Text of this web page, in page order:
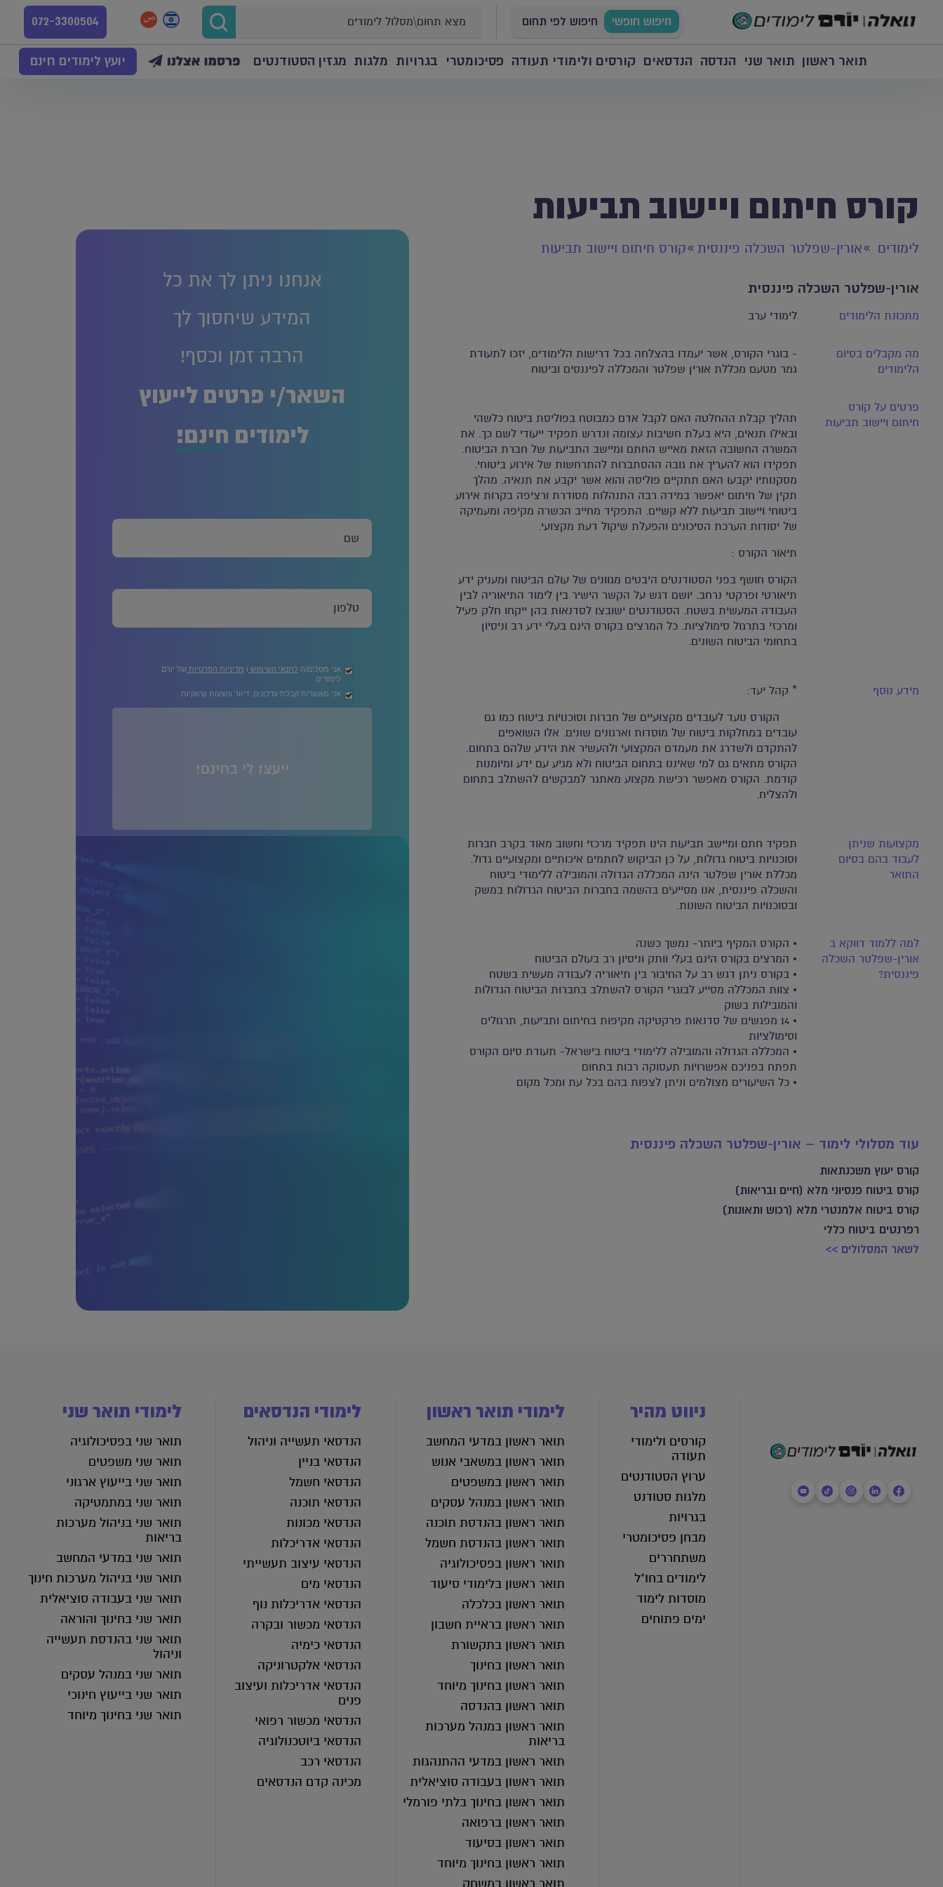
חיפוש חופשי חיפוש לפי תחום 072-3300504
תואר ראשון תואר שני הנדסה הנדסאים קורסים ולימודי תעודה פסיכומטרי בגרויות מלגות מגזין הסטודנטים יועץ לימודים חינם
קורס חיתום ויישוב תביעות
לימודים אורין-שפלטר השכלה פיננסית קורס חיתום ויישוב תביעות
אורין-שפלטר השכלה פיננסית
מתכונת הלימודים לימודי ערב
מה מקבלים בסיום
הלימודים
- בוגרי הקורס, אשר יעמדו בהצלחה בכל דרישות הלימודים, יזכו לתעודת
גמר מטעם מכללת אורין שפלטר והמכללה לפיננסים וביטוח
פרטים על קורס
חיתום ויישוב תביעות
תהליך קבלת ההחלטה האם לקבל אדם כמבוטח בפוליסת ביטוח כלשהי
ובאילו תנאים, היא בעלת חשיבות עצומה ונדרש תפקיד ייעודי לשם כך. את
המשרה החשובה הזאת מאייש החתם ומיישב התביעות של חברת הביטוח.
תפקידו הוא להעריך את גובה ההסתברות להתרחשות של אירוע ביטוחי.
מסקנותיו יקבעו האם תתקיים פוליסה והוא אשר יקבע את תנאיה. מהלך
תקין של חיתום יאפשר במידה רבה התנהלות מסודרת ורציפה בקרות אירוע
ביטוחי ויישוב תביעות ללא קשיים. התפקיד מחייב הכשרה מקיפה ומעמיקה
של יסודות הערכת הסיכונים והפעלת שיקול דעת מקצועי.
תיאור הקורס :
הקורס חושף בפני הסטודנטים היבטים מגוונים של עולם הביטוח ומעניק ידע
תיאורטי ופרקטי נרחב. יושם דגש על הקשר הישיר בין לימוד התיאוריה לבין
העבודה המעשית בשטח. הסטודנטים ישובצו לסדנאות בהן ייקחו חלק פעיל
ומרכזי בתרגול סימולציות. כל המרצים בקורס הינם בעלי ידע רב וניסיון
בתחומי הביטוח השונים.
מידע נוסף
* קהל יעד:
הקורס נועד לעובדים מקצועיים של חברות וסוכנויות ביטוח כמו גם
עובדים במחלקות ביטוח של מוסדות וארגונים שונים. אלו השואפים
להתקדם ולשדרג את מעמדם המקצועי ולהעשיר את הידע שלהם בתחום.
הקורס מתאים גם למי שאיננו בתחום הביטוח ולא מגיע עם ידע ומיומנות
קודמת. הקורס מאפשר רכישת מקצוע מאתגר למבקשים להשתלב בתחום
ולהצליח.
מקצועות שניתן
לעבוד בהם בסיום
התואר
תפקיד חתם ומיישב תביעות הינו תפקיד מרכזי וחשוב מאוד בקרב חברות
וסוכנויות ביטוח גדולות, על כן הביקוש לחתמים איכותיים ומקצועיים גדול.
מכללת אורין שפלטר הינה המכללה הגדולה והמובילה ללימודי ביטוח
והשכלה פיננסית, אנו מסייעים בהשמה בחברות הביטוח הגדולות במשק
ובסוכנויות הביטוח השונות.
למה ללמוד דווקא ב
אורין-שפלטר השכלה
פיננסית?
• הקורס המקיף ביותר- נמשך כשנה
• המרצים בקורס הינם בעלי וותק וניסיון רב בעולם הביטוח
• בקורס ניתן דגש רב על החיבור בין תיאוריה לעבודה מעשית בשטח
• צוות המכללה מסייע לבוגרי הקורס להשתלב בחברות הביטוח הגדולות
והמובילות בשוק
• 14 מפגשים של סדנאות פרקטיקה מקיפות בחיתום ותביעות, תרגולים
וסימולציות
• המכללה הגדולה והמובילה ללימודי ביטוח בישראל- תעודת סיום הקורס
תפתח בפניכם אפשרויות תעסוקה רבות בתחום
• כל השיעורים מצולמים וניתן לצפות בהם בכל עת ומכל מקום
עוד מסלולי לימוד – אורין-שפלטר השכלה פיננסית
קורס יעוץ משכנתאות
קורס ביטוח פנסיוני מלא (חיים ובריאות)
קורס ביטוח אלמנטרי מלא (רכוש ותאונות)
רפרנטים ביטוח כללי
לשאר המסלולים >>
אנחנו ניתן לך את כל
המידע שיחסוך לך
הרבה זמן וכסף!
השאר/י פרטים לייעוץ
לימודים חינם!
אני מסכים/ה לתנאי השימוש ו מדיניות הפרטיות של יורם
לימודים
אני מאשר/ת קבלת עדכונים, דיוור והצעות שיווקיות.
ייעצו לי בחינם!
ניווט מהיר
קורסים ולימודי
תעודה
ערוץ הסטודנטים
מלגות סטודנט
בגרויות
מבחן פסיכומטרי
משתחררים
לימודים בחו"ל
מוסדות לימוד
ימים פתוחים
לימודי תואר ראשון
תואר ראשון במדעי המחשב
תואר ראשון במשאבי אנוש
תואר ראשון במשפטים
תואר ראשון במנהל עסקים
תואר ראשון בהנדסת תוכנה
תואר ראשון בהנדסת חשמל
תואר ראשון בפסיכולוגיה
תואר ראשון בלימודי סיעוד
תואר ראשון בכלכלה
תואר ראשון בראיית חשבון
תואר ראשון בתקשורת
תואר ראשון בחינוך
תואר ראשון בחינוך מיוחד
תואר ראשון בהנדסה
תואר ראשון במנהל מערכות
בריאות
תואר ראשון במדעי ההתנהגות
תואר ראשון בעבודה סוציאלית
תואר ראשון בחינוך בלתי פורמלי
תואר ראשון ברפואה
תואר ראשון בסיעוד
תואר ראשון בחינוך מיוחד
תואר ראשון במשחק
לימודי הנדסאים
הנדסאי תעשייה וניהול
הנדסאי בניין
הנדסאי חשמל
הנדסאי תוכנה
הנדסאי מכונות
הנדסאי אדריכלות
הנדסאי עיצוב תעשייתי
הנדסאי מים
הנדסאי אדריכלות נוף
הנדסאי מכשור ובקרה
הנדסאי כימיה
הנדסאי אלקטרוניקה
הנדסאי אדריכלות ועיצוב
פנים
הנדסאי מכשור רפואי
הנדסאי ביוטכנולוגיה
הנדסאי רכב
מכינה קדם הנדסאים
לימודי תואר שני
תואר שני בפסיכולוגיה
תואר שני משפטים
תואר שני בייעוץ ארגוני
תואר שני במתמטיקה
תואר שני בניהול מערכות
בריאות
תואר שני במדעי המחשב
תואר שני בניהול מערכות חינוך
תואר שני בעבודה סוציאלית
תואר שני בחינוך והוראה
תואר שני בהנדסת תעשייה
וניהול
תואר שני במנהל עסקים
תואר שני בייעוץ חינוכי
תואר שני בחינוך מיוחד